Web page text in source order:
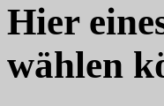
Hier
wählen